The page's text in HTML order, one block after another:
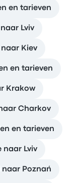
en tarieven
Lviv
Kiev
en tarieven
Krakow
Charkov
en tarieven
naar Lviv
naar Poznań